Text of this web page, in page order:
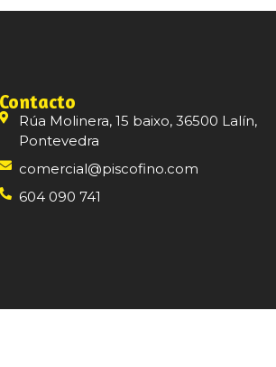
Contacto
Rúa Molinera, 15 baixo, 36500 Lalín,
Pontevedra
comercial@piscofino.com
604 090 741